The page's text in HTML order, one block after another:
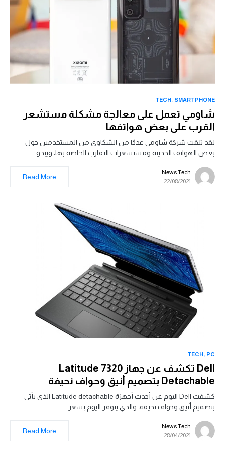
SMARTPHONE
TECH
شاومي تعمل على معالجة مشكلة مستشعر
القرب على بعض هواتفها
لقد تلقت شركة شاومي عددًا من الشكاوى من المستخدمين حول
بعض الهواتف الحديثة ومستشعرات التقارب الخاصة بها، ويبدو…
News Tech
22/08/2021
Read More
PC
TECH
Dell تكشف عن جهاز Latitude 7320
Detachable بتصميم أنيق وحواف نحيفة
كشفت Dell اليوم عن أحدث أجهزة Latitude detachable الذي يأتي
بتصميم أنيق وحواف نحيفة، والذي يتوفر اليوم بسعر…
News Tech
28/04/2021
Read More